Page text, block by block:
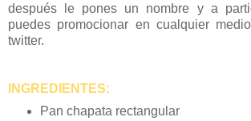
después le pones un nombre y a
puedes promocionar en cualquier
twitter.
INGREDIENTES:
Pan chapata rectangular